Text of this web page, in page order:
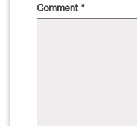
Comment *